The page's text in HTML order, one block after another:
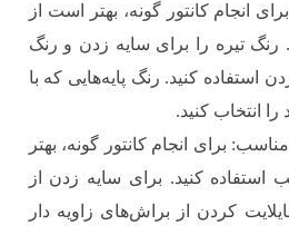
انجام کانتور گونه، بهتر است از
رنگ تیره را برای سایه زدن و رنگ
استفاده کنید. رنگ پایه‌هایی که با
انتخاب کنید.
برای انجام کانتور گونه، بهتر
کنید. برای سایه زدن از
کردن از براش‌های زاویه دار